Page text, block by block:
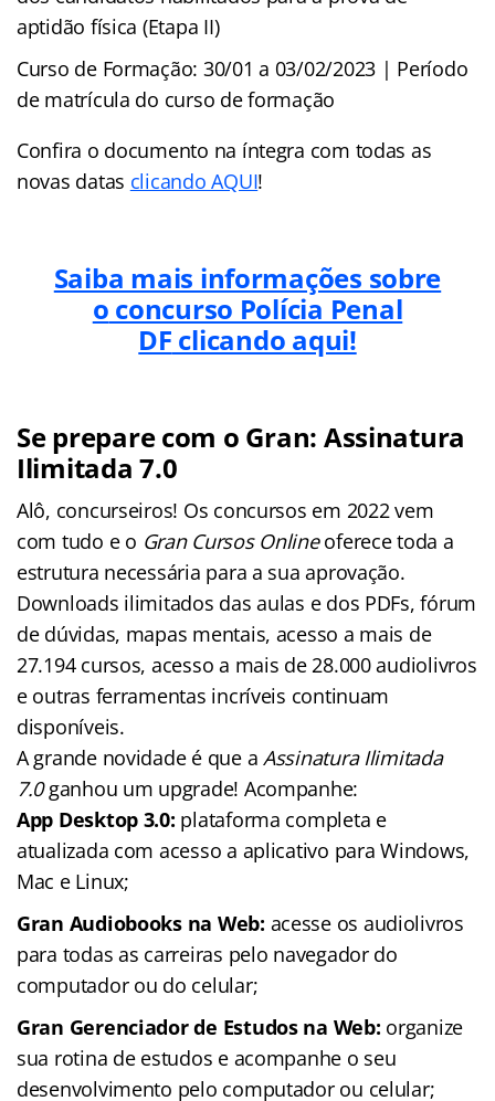
aptidão física (Etapa II)
Curso de Formação: 30/01 a 03/02/2023 | Período
de matrícula do curso de formação
Confira o documento na íntegra com todas as
novas datas clicando AQUI!
Saiba mais informações sobre
o concurso Polícia Penal
DF clicando aqui!
Se prepare com o Gran: Assinatura
Ilimitada 7.0
Alô, concurseiros! Os concursos em 2022 vem
com tudo e o Gran Cursos Onlineoferece toda a
estrutura necessária para a sua aprovação.
Downloads ilimitados das aulas e dos PDFs, fórum
de dúvidas, mapas mentais, acesso a mais de
27.194 cursos, acesso a mais de 28.000 audiolivros
e outras ferramentas incríveis continuam
disponíveis.
A grande novidade é que a Assinatura Ilimitada
7.0ganhou um upgrade! Acompanhe:
App Desktop 3.0: plataforma completa e
atualizada com acesso a aplicativo para Windows,
Mac e Linux;
Gran Audiobooks na Web: acesse os audiolivros
para todas as carreiras pelo navegador do
computador ou do celular;
Gran Gerenciador de Estudos na Web: organize
sua rotina de estudos e acompanhe o seu
desenvolvimento pelo computador ou celular;